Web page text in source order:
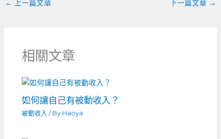
← 上一篇文章 下一篇文章 →
相關文章
如何讓自己有被動收入？
被動收入 / By Haoya